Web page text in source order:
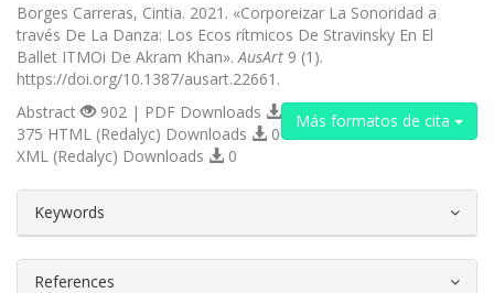
Borges Carreras, Cintia. 2021. «Corporeizar La Sonoridad a
través De La Danza: Los Ecos rítmicos De Stravinsky En El
Ballet ITMOi De Akram Khan». AusArt 9 (1).
https://doi.org/10.1387/ausart.22661.
Más formatos de cita
Abstract
902 | PDF Downloads
375 HTML (Redalyc) Downloads
0
XML (Redalyc) Downloads
0
Keywords
References